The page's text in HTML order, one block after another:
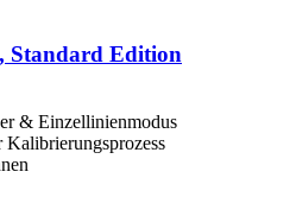
Standard Edition
& Einzellinienmodus
Kalibrierungsprozess